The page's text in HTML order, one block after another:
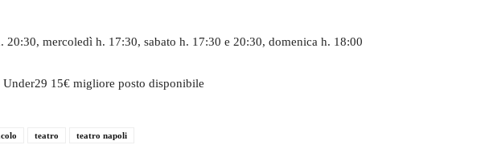
20:30, mercoledì h. 17:30, sabato h. 17:30 e 20:30, domenica h. 18:00
Under29 15€ migliore posto disponibile
teatro teatro napoli